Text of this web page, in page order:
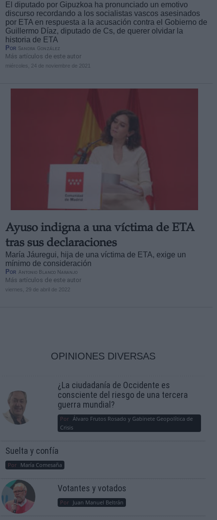
El diputado por Gipuzkoa ha pronunciado un emotivo
discurso recordando a los socialistas vascos asesinados
por ETA en respuesta a la acusación contra el Gobierno de
Guillermo Díaz, diputado de Cs, de querer olvidar la
historia de ETA
Por Sandra González
Más artículos de este autor
miércoles, 24 de noviembre de 2021
Ayuso indigna a una víctima de ETA
tras sus declaraciones
María Jáuregui, hija de una víctima de ETA, exige un
mínimo de consideración
Por Antonio Blanco Naranjo
Más artículos de este autor
viernes, 29 de abril de 2022
OPINIONES DIVERSAS
¿La ciudadanía de Occidente es
consciente del riesgo de una tercera
guerra mundial?
Por Álvaro Frutos Rosado y Gabinete Geopolítica de
Crisis
Suelta y confía
Por María Comesaña
Votantes y votados
Por Juan Manuel Beltrán